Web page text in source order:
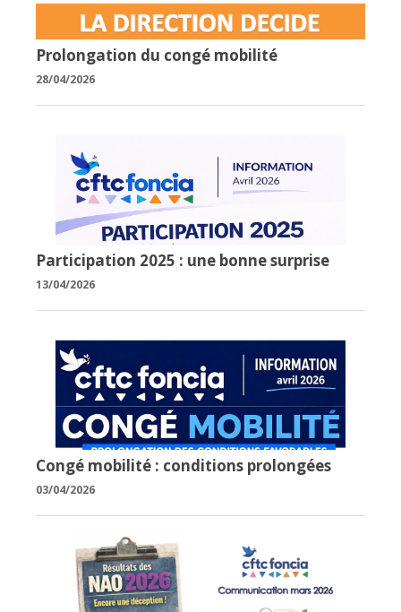
Prolongation du congé mobilité
28/04/2026
Participation 2025 : une bonne surprise
13/04/2026
Congé mobilité : conditions prolongées
03/04/2026